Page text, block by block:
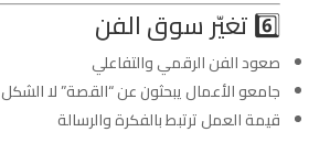
6️⃣ تغيّر سوق الفن
صعود الفن الرقمي والتفاعلي
جامعو الأعمال يبحثون عن “القصة” لا
قيمة العمل ترتبط بالفكرة والرسالة